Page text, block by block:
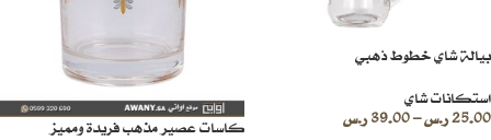
بيالة شاي خطوط ذهبي
استكانات شاي
25.00ر.س–
39.00ر.س
كاسات عصير مذهب فريدة ومميز